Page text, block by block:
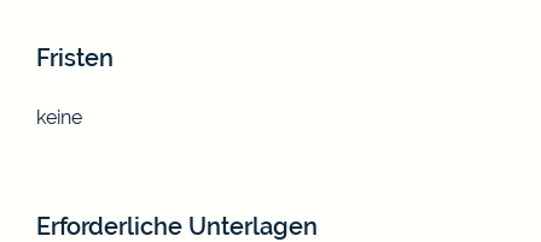
Fristen
keine
Erforderliche Unterlagen